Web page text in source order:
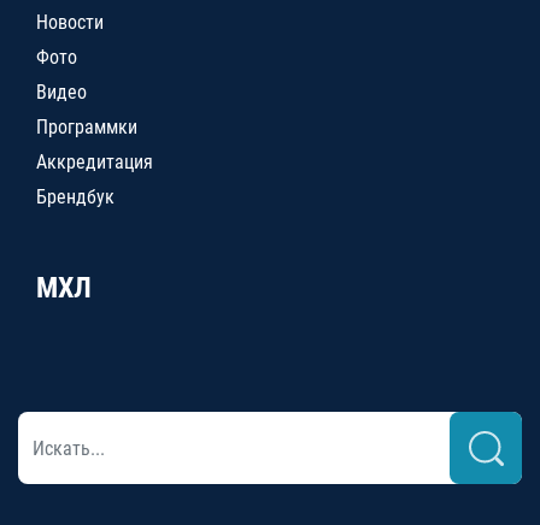
Новости
Фото
Видео
Программки
Аккредитация
Брендбук
МХЛ